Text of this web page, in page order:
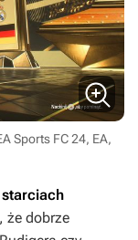
Sports FC 24, EA,
starciach
że dobrze